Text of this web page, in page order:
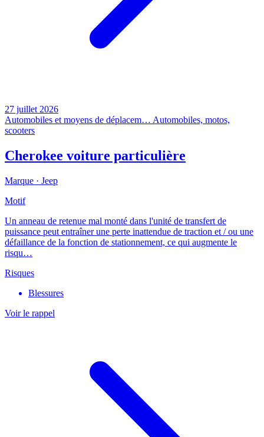
27 juillet 2026
Automobiles et moyens de déplacem… Automobiles, motos,
scooters
Cherokee voiture particulière
Marque · Jeep
Motif
Un anneau de retenue mal monté dans l'unité de transfert de
puissance peut entraîner une perte inattendue de traction et / ou une
défaillance de la fonction de stationnement, ce qui augmente le
risqu…
Risques
Blessures
Voir le rappel